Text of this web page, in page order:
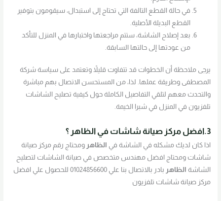
في حالة القطع التالفة التي تحتاج إلى استبدال، سيقومون بتوفير
القطع البديلة الأصلية.
بعد إصلاح الشاشة، ستتم مراجعتها واختبارها في المنزل للتأكد
من عودتها إلى حالتها السابقة.
يرجى ملاحظة أن الخطوات قد تتفاوت قليلاً وتعتمد على سياسة شركة
المصطفى وطريقة عملها. لذا، من المستحسن الاتصال بهم مباشرة
والتحدث معهم لتلقي التفاصيل الكاملة حول كيفية تصليح الشاشات
تلفزيون في المنزل في شبرا الخيمة.
3.افضل مركز صيانة شاشات في الظاهر ؟
اذا كان لديك مشكله في الشاشة في الظاهر ومحتاج رقم مركز صيانة
شاشات ومحتاج افضل مهندس متخصص في صيانة الشاشات لتصليح
الشاشة الظاهر
بادر بالاتصال بنا علي 01024856600 للحصول علي افضل
مركز صيانة شاشات تلفزيون